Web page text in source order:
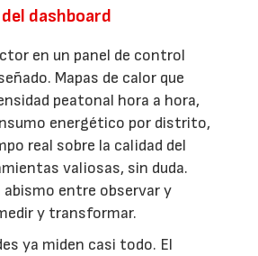
dashboard
en un panel de control
Mapas de calor que
peatonal hora a hora,
energético por distrito,
real sobre la calidad del
valiosas, sin duda.
abismo entre observar y
y transformar.
ya miden casi todo. El